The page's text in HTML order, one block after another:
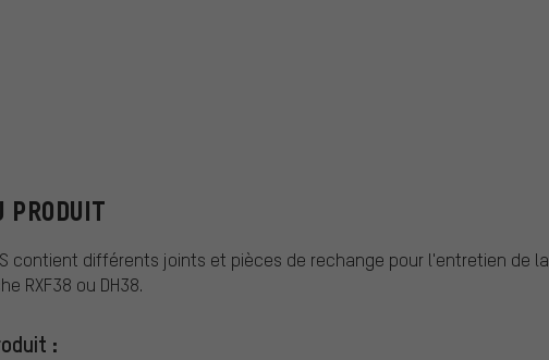
PRODUIT
contient différents joints et pièces de rechange pour l'entretien de la
RXF38 ou DH38.
: